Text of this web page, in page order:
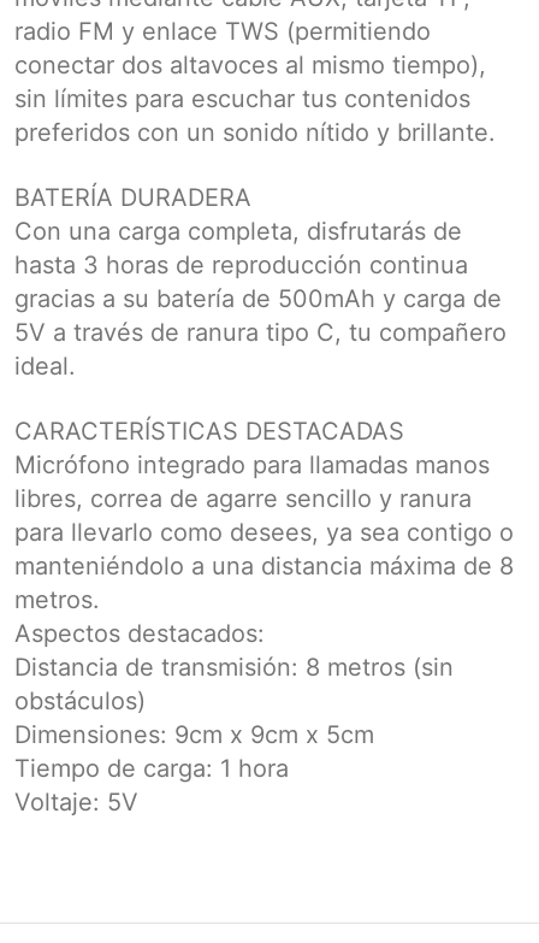
radio FM y enlace TWS (permitiendo
conectar dos altavoces al mismo tiempo),
sin límites para escuchar tus contenidos
preferidos con un sonido nítido y brillante.
BATERÍA DURADERA
Con una carga completa, disfrutarás de
hasta 3 horas de reproducción continua
gracias a su batería de 500mAh y carga de
5V a través de ranura tipo C, tu compañero
ideal.
CARACTERÍSTICAS DESTACADAS
Micrófono integrado para llamadas manos
libres, correa de agarre sencillo y ranura
para llevarlo como desees, ya sea contigo o
manteniéndolo a una distancia máxima de 8
metros.
Aspectos destacados:
Distancia de transmisión: 8 metros (sin
obstáculos)
Dimensiones: 9cm x 9cm x 5cm
Tiempo de carga: 1 hora
Voltaje: 5V